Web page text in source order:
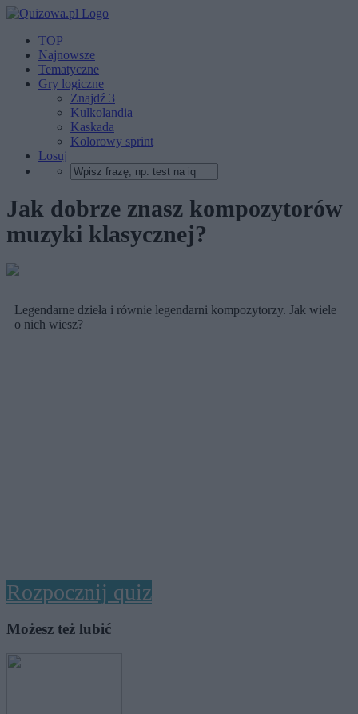
TOP
Najnowsze
Tematyczne
Gry logiczne
Znajdź 3
Kulkolandia
Kaskada
Kolorowy sprint
Losuj
Jak dobrze znasz kompozytorów
muzyki klasycznej?
Legendarne dzieła i równie legendarni kompozytorzy. Jak wiele
o nich wiesz?
Rozpocznij quiz
Możesz też lubić